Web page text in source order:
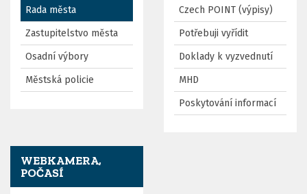
Rada města
Zastupitelstvo města
Osadní výbory
Městská policie
Czech POINT (výpisy)
Potřebuji vyřídit
Doklady k vyzvednutí
MHD
Poskytování informací
WEBKAMERA,
POČASÍ